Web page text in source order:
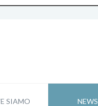
SIAMO NEWS